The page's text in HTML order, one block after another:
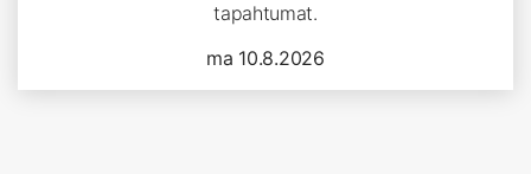
tapahtumat.
ma 10.8.2026